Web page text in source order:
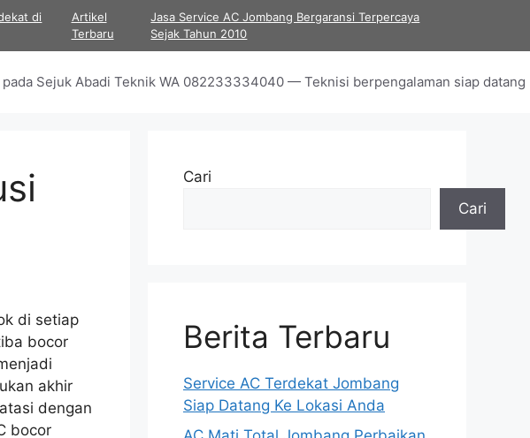
di
Artikel
Terbaru
Jasa Service AC Jombang Bergaransi Terpercaya
Sejak Tahun 2010
Sejuk Abadi Teknik WA 082233334040 — Teknisi berpengalaman siap
di setiap
bocor
akhir
dengan
bocor
Cari
Cari
Berita Terbaru
Service AC Terdekat Jombang
Siap Datang Ke Lokasi Anda